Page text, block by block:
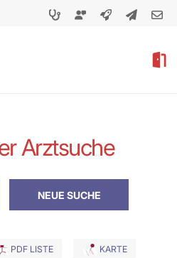
Arztsuche
PDF LISTE KARTE